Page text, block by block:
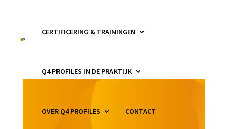
CERTIFICERING & TRAININGEN
Q4 PROFILES IN DE PRAKTIJK
OVER Q4 PROFILES CONTACT